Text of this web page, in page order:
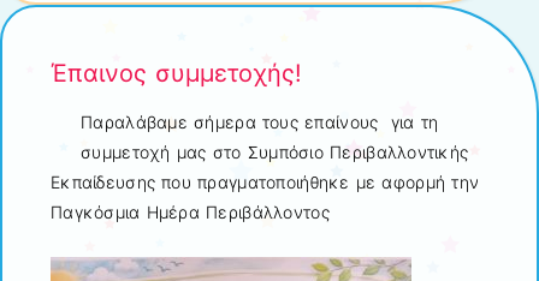
Έπαινος συμμετοχής!
Παραλάβαμε σήμερα τους επαίνους για τη
συμμετοχή μας στο Συμπόσιο Περιβαλλοντικής
Εκπαίδευσης που πραγματοποιήθηκε με αφορμή την
Παγκόσμια Ημέρα Περιβάλλοντος